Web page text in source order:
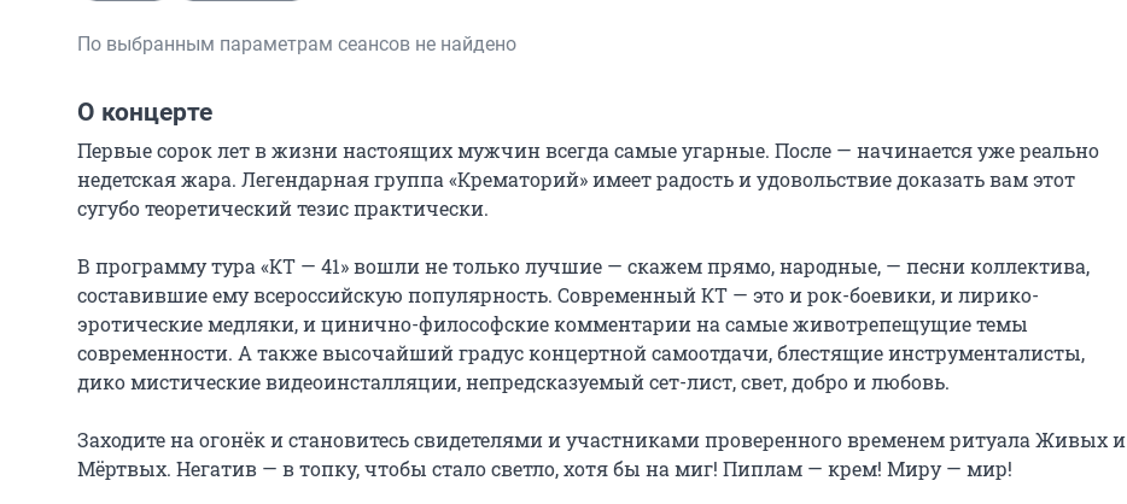
По выбранным параметрам сеансов не найдено
О концерте
Первые сорок лет в жизни настоящих мужчин всегда самые угарные. После — начинается уже реально
недетская жара. Легендарная группа «Крематорий» имеет радость и удовольствие доказать вам этот
сугубо теоретический тезис практически.
В программу тура «КТ — 41» вошли не только лучшие — скажем прямо, народные, — песни коллектива,
составившие ему всероссийскую популярность. Современный КТ — это и рок-боевики, и лирико-
эротические медляки, и цинично-философские комментарии на самые животрепещущие темы
современности. А также высочайший градус концертной самоотдачи, блестящие инструменталисты,
дико мистические видеоинсталляции, непредсказуемый сет-лист, свет, добро и любовь.
Заходите на огонёк и становитесь свидетелями и участниками проверенного временем ритуала Живых и
Мёртвых. Негатив — в топку, чтобы стало светло, хотя бы на миг! Пиплам — крем! Миру — мир!